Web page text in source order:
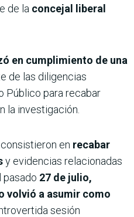
de la concejal liberal
en cumplimiento de una
de las diligencias
Público para recabar
la investigación.
en recabar
y evidencias relacionadas
pasado 27 de julio,
volvió a asumir como
sesión